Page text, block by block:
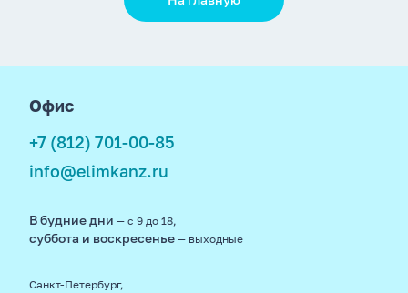
Офис
+7 (812) 701-00-85
info@elimkanz.ru
В будние дни — с 9 до 18,
суббота и воскресенье — выходные
Санкт-Петербург,